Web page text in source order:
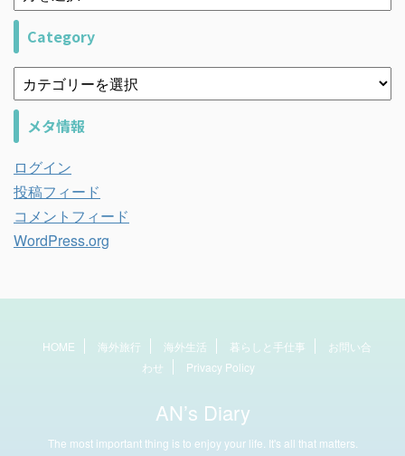
Category
メタ情報
ログイン
投稿フィード
コメントフィード
WordPress.org
HOME 海外旅行 海外生活 暮らしと手仕事
お問い合
わせ
Privacy Policy
AN’s Diary
The most important thing is to enjoy your life. It's all that matters.